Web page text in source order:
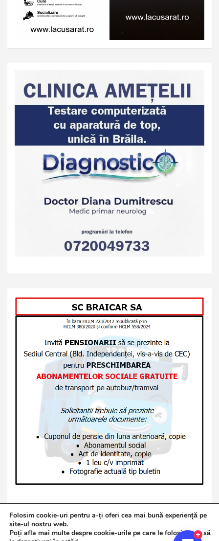
Copyright © 2026Jurnalul de Brăila
Folosim cookie-uri pentru a-ți oferi cea mai bună experiență pe
site-ul nostru web.
Poți afla mai multe despre cookie-urile pe care le folosim sau să